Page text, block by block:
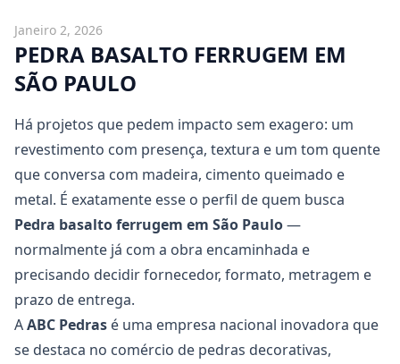
Janeiro 2, 2026
PEDRA BASALTO FERRUGEM EM
SÃO PAULO
Há projetos que pedem impacto sem exagero: um
revestimento com presença, textura e um tom quente
que conversa com madeira, cimento queimado e
metal. É exatamente esse o perfil de quem busca
Pedra basalto ferrugem em São Paulo—
normalmente já com a obra encaminhada e
precisando decidir fornecedor, formato, metragem e
prazo de entrega.
AABC Pedras é uma empresa nacional inovadora que
se destaca no comércio de pedras decorativas,